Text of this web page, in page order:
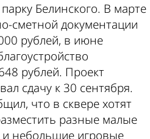
Белинского. В марте
сметной документации
рублей, в июне
рублей. Проект
сдачу к 30 сентября.
что в сквере хотят
разные малые
небольшие игровые